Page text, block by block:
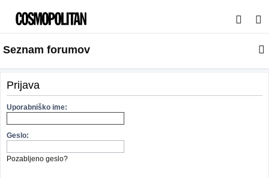
s
a
j
Seznam forumov
Prijava
Uporabniško ime:
Geslo:
Pozabljeno geslo?